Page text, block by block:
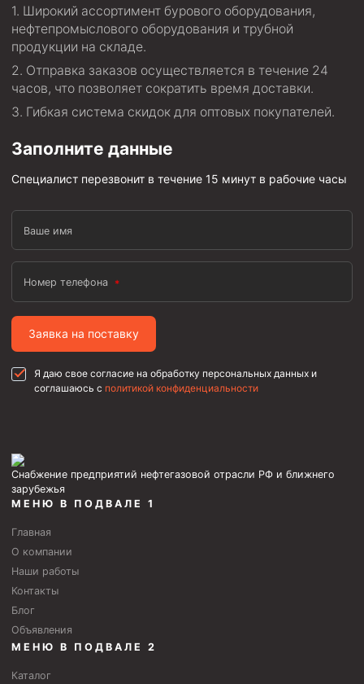
Патрубки цементировочные ПЦ
Краны шаровые КШЗ
Головки цементировочные универсальные
Устройство экранирующее для цементирования
Турбулизаторы типа ЦТ
Разъединители резьбовые РР
Кольца ограничительные ПЦ и ЦЦ
Краны шаровые и пробковые
Пробки цементировочные
Скребки корончатые СК и тросовые СТ
Центраторы колонные
Инструмент для бурения и КРС (ловильный, аварийный)
Перья для резки кабеля
Шаблоны колонные
Перья гидромониторные
Пауки гидравлические
Желонки
Ерши механические
Широкий ассортимент бурового оборудования,
нефтепромыслового оборудования и трубной
продукции на складе.
Отправка заказов осуществляется в течение 24
часов, что позволяет сократить время доставки.
Гибкая система скидок для оптовых покупателей.
Заполните данные
Специалист перезвонит в течение 15 минут в рабочие часы
Ваше имя
Номер телефона
Заявка на поставку
Я даю свое согласие на обработку персональных данных и
соглашаюсь с политикой конфиденциальности
Снабжение предприятий нефтегазовой отрасли РФ и ближнего
зарубежья
МЕНЮ В ПОДВАЛЕ 1
Главная
О компании
Наши работы
Контакты
Блог
Объявления
МЕНЮ В ПОДВАЛЕ 2
Каталог